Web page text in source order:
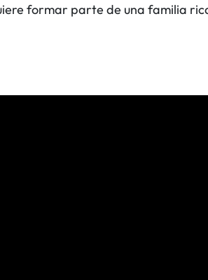
formar parte de una familia